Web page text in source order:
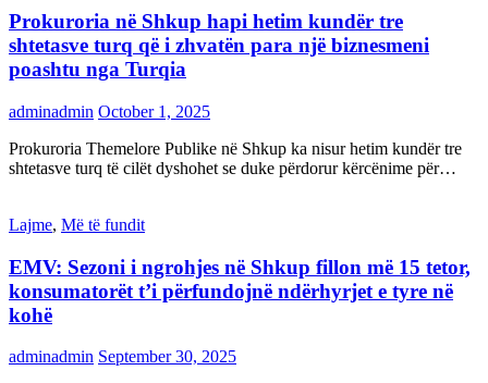
Prokuroria në Shkup hapi hetim kundër tre
shtetasve turq që i zhvatën para një biznesmeni
poashtu nga Turqia
adminadmin October 1, 2025
Prokuroria Themelore Publike në Shkup ka nisur hetim kundër tre
shtetasve turq të cilët dyshohet se duke përdorur kërcënime për…
Lajme, Më të fundit
EMV: Sezoni i ngrohjes në Shkup fillon më 15 tetor,
konsumatorët t’i përfundojnë ndërhyrjet e tyre në
kohë
adminadmin September 30, 2025